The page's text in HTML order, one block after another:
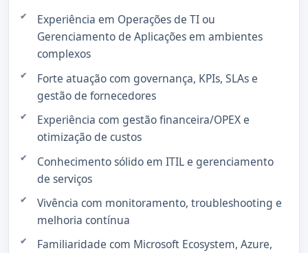
Experiência em Operações de TI ou
Gerenciamento de Aplicações em ambientes
complexos
Forte atuação com governança, KPIs, SLAs e
gestão de fornecedores
Experiência com gestão financeira/OPEX e
otimização de custos
Conhecimento sólido em ITIL e gerenciamento
de serviços
Vivência com monitoramento, troubleshooting e
melhoria contínua
Familiaridade com Microsoft Ecosystem, Azure,